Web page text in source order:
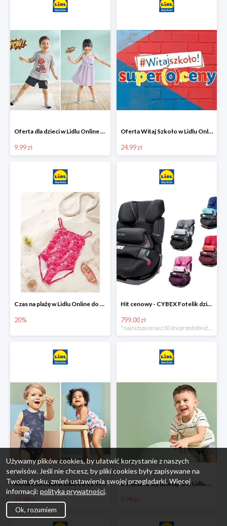
Oferta dla dzieci w Lidlu Online od 9,99 zł
9.99 zł
Oferta Witaj Szkoło w Lidlu Online od 24,99 zł
24.99 zł
Czas na plażę w Lidlu Online do -20%
20%
Hit cenowy - CYBEX Fotelik dziecięcy samochodowy Pallasfix grupa I-III, 9-36 kg
799.00 zł
Moda dziecięca w Lidlu od 11.99 zł
11.99 zł
Ubrania i buty dziecięce w Lidlu Online od 9,99 zł
9.99 zł
Używamy plików cookies, by ułatwić korzystanie z naszych
serwisów. Jeśli nie chcesz, by pliki cookies były zapisywane na
Twoim dysku, zmień ustawienia swojej przeglądarki. Więcej
informacji: polityka prywatności.
Ok, rozumiem